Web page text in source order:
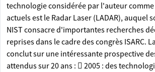
technologie considérée par l'auteur
actuels est le Radar Laser (LADAR), auquel
NIST consacre d'importantes recherches
reprises dans le cadre des congrès ISARC.
conclut sur une intéressante prospective
attendus sur 20 ans :  2005 : des